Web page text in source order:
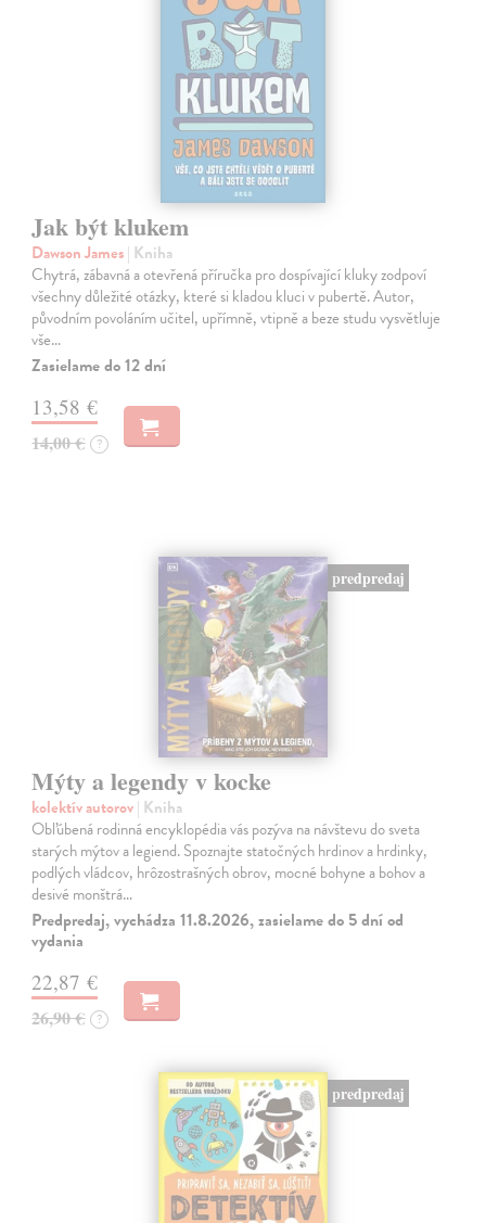
Jak být klukem
Dawson James| Kniha
Chytrá, zábavná a otevřená příručka pro dospívající kluky zodpoví
všechny důležité otázky, které si kladou kluci v pubertě. Autor,
původním povoláním učitel, upřímně, vtipně a beze studu vysvětluje
vše…
Zasielame do 12 dní
13,58 €
14,00 € ?
predpredaj
Mýty a legendy v kocke
kolektív autorov| Kniha
Obľúbená rodinná encyklopédia vás pozýva na návštevu do sveta
starých mýtov a legiend. Spoznajte statočných hrdinov a hrdinky,
podlých vládcov, hrôzostrašných obrov, mocné bohyne a bohov a
desivé monštrá…
Predpredaj, vychádza 11.8.2026, zasielame do 5 dní od
vydania
22,87 €
26,90 € ?
predpredaj